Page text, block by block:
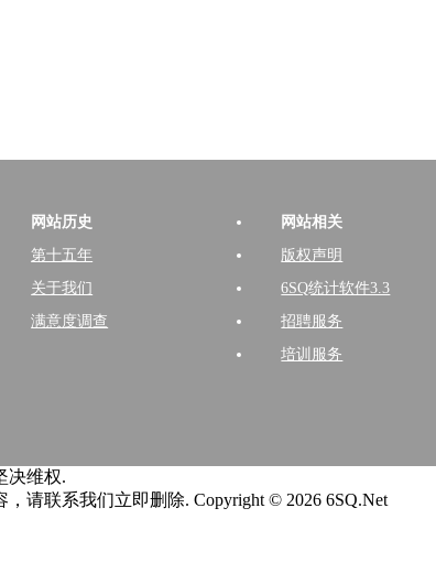
网站历史
第十五年
关于我们
满意度调查
网站相关
版权声明
6SQ统计软件3.3
招聘服务
培训服务
决维权.
，请联系我们立即删除. Copyright © 2026 6SQ.Net